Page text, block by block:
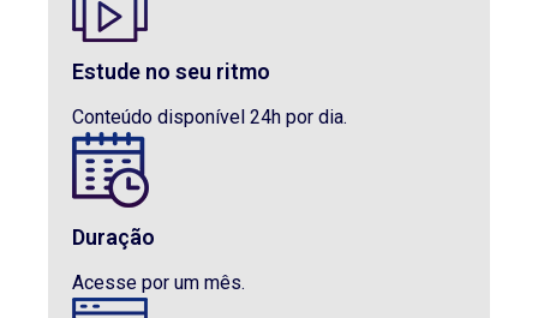
Estude no seu ritmo
Conteúdo disponível 24h por dia.
Duração
Acesse por um mês.